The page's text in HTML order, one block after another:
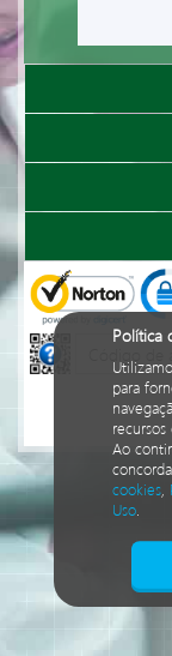
Política
para
recursos
Ao
cookies,
Uso.
Isto